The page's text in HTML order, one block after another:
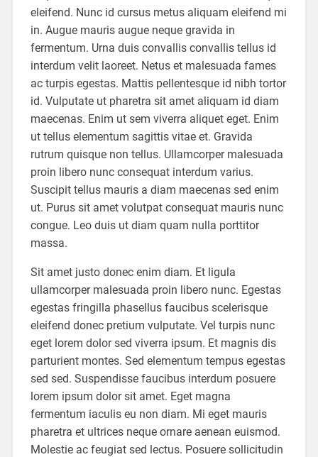
eleifend. Nunc id cursus metus aliquam eleifend mi
in. Augue mauris augue neque gravida in
fermentum. Urna duis convallis convallis tellus id
interdum velit laoreet. Netus et malesuada fames
ac turpis egestas. Mattis pellentesque id nibh tortor
id. Vulputate ut pharetra sit amet aliquam id diam
maecenas. Enim ut sem viverra aliquet eget. Enim
ut tellus elementum sagittis vitae et. Gravida
rutrum quisque non tellus. Ullamcorper malesuada
proin libero nunc consequat interdum varius.
Suscipit tellus mauris a diam maecenas sed enim
ut. Purus sit amet volutpat consequat mauris nunc
congue. Leo duis ut diam quam nulla porttitor
massa.
Sit amet justo donec enim diam. Et ligula
ullamcorper malesuada proin libero nunc. Egestas
egestas fringilla phasellus faucibus scelerisque
eleifend donec pretium vulputate. Vel turpis nunc
eget lorem dolor sed viverra ipsum. Et magnis dis
parturient montes. Sed elementum tempus egestas
sed sed. Suspendisse faucibus interdum posuere
lorem ipsum dolor sit amet. Eget magna
fermentum iaculis eu non diam. Mi eget mauris
pharetra et ultrices neque ornare aenean euismod.
Molestie ac feugiat sed lectus. Posuere sollicitudin